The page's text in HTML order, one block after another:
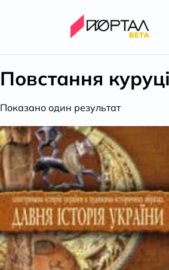
Повстання
Показано один результат